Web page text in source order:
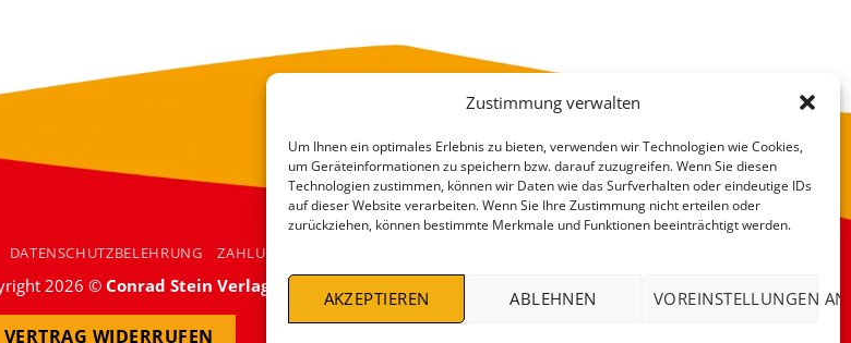
Zustimmung verwalten
Um Ihnen ein optimales Erlebnis zu bieten, verwenden wir Technologien wie Cookies,
um Geräteinformationen zu speichern bzw. darauf zuzugreifen. Wenn Sie diesen
Technologien zustimmen, können wir Daten wie das Surfverhalten oder eindeutige IDs
auf dieser Website verarbeiten. Wenn Sie Ihre Zustimmung nicht erteilen oder
zurückziehen, können bestimmte Merkmale und Funktionen beeinträchtigt werden.
AKZEPTIEREN ABLEHNEN VOREINSTELLUNGEN
DATENSCHUTZBELEHRUNG ZAHLUNGSARTEN
2026 © Conrad Stein Verlag
VERTRAG WIDERRUFEN